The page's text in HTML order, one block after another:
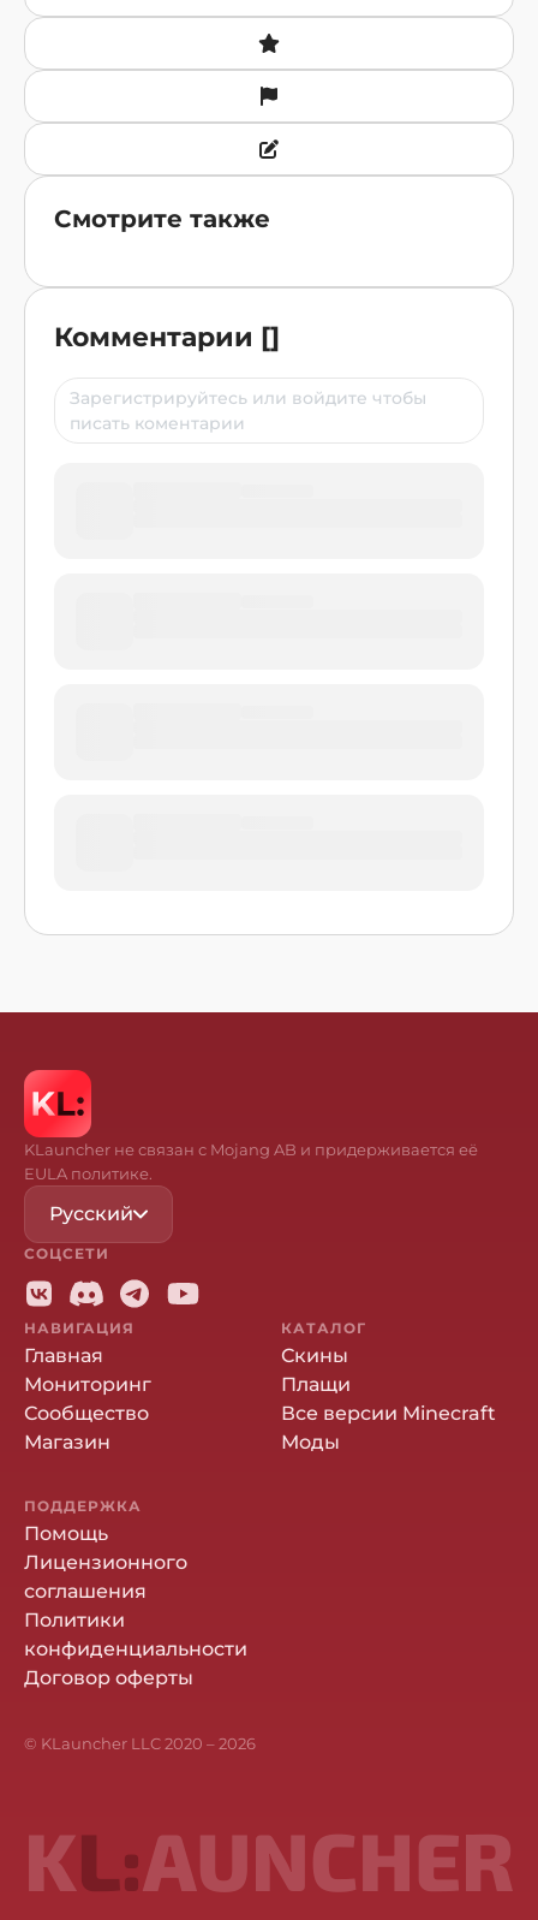
Смотрите также
Комментарии []
KLauncher не связан с Mojang AB и придерживается её
EULA политике.
Русский
СОЦСЕТИ
НАВИГАЦИЯ
Главная
Мониторинг
Сообщество
Магазин
КАТАЛОГ
Скины
Плащи
Все версии Minecraft
Моды
ПОДДЕРЖКА
Помощь
Лицензионного
соглашения
Политики
конфиденциальности
Договор оферты
© KLauncher LLC 2020 –2026
KL:AUNCHER